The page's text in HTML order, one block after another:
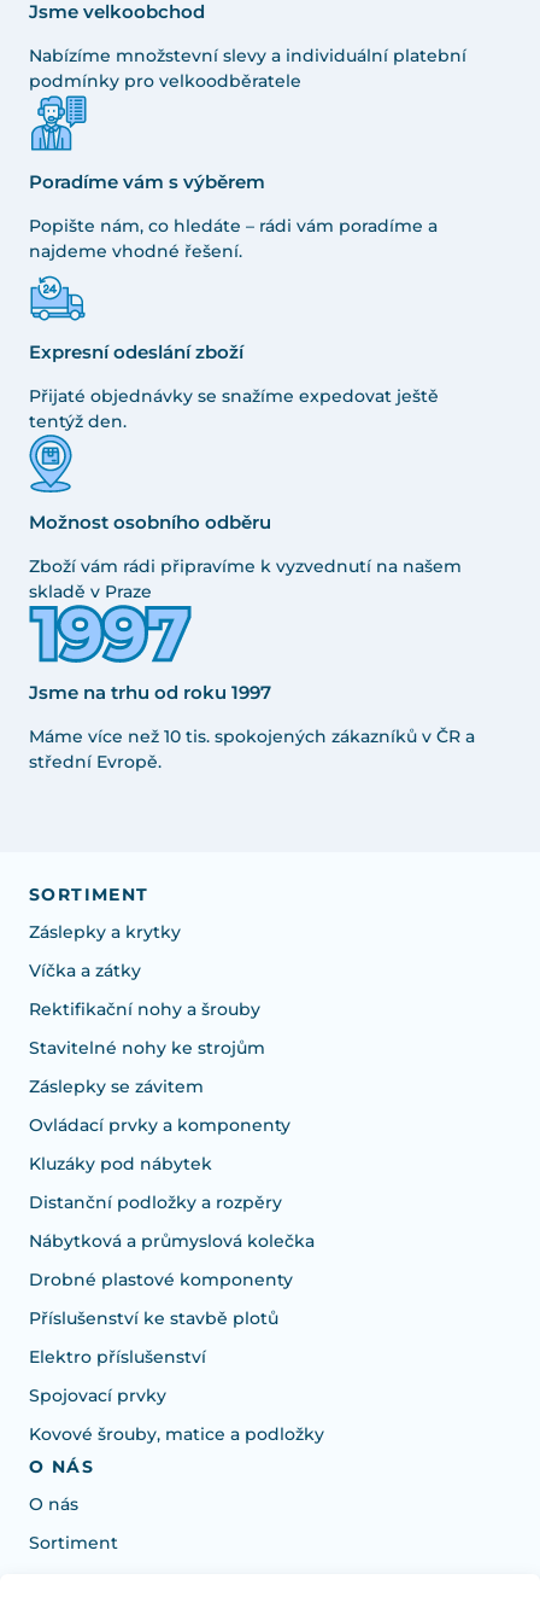
Jsme velkoobchod
Nabízíme množstevní slevy a individuální platební
podmínky pro velkoodběratele
Poradíme vám s výběrem
Popište nám, co hledáte – rádi vám poradíme a
najdeme vhodné řešení.
Expresní odeslání zboží
Přijaté objednávky se snažíme expedovat ještě
tentýž den.
Možnost osobního odběru
Zboží vám rádi připravíme k vyzvednutí na našem
skladě v Praze
Jsme na trhu od roku 1997
Máme více než 10 tis. spokojených zákazníků v ČR a
střední Evropě.
SORTIMENT
Záslepky a krytky
Víčka a zátky
Rektifikační nohy a šrouby
Stavitelné nohy ke strojům
Záslepky se závitem
Ovládací prvky a komponenty
Kluzáky pod nábytek
Distanční podložky a rozpěry
Nábytková a průmyslová kolečka
Drobné plastové komponenty
Příslušenství ke stavbě plotů
Elektro příslušenství
Spojovací prvky
Kovové šrouby, matice a podložky
O NÁS
O nás
Sortiment